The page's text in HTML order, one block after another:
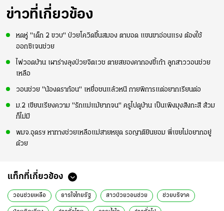
ข่าวที่เกี่ยวข้อง
หดหู่ "เด็ก 2 ขวบ" ป่วยโควิดขึ้นสมอง ตาบอด แขนขาอ่อนแรง ต้องใช้
ออกซิเจนช่วย
ไฟวอดบ้าน เผาร่างลุงป่วยจิตเวช ตายสยองคากองขี้เถ้า ลูกสาววอนช่วย
เหลือ
วอนช่วย "น้องดราก้อน" เหยื่อชนแล้วหนี กายพิการแต่อยากเรียนต่อ
ม.2 เขียนเรียงความ "รักแม่แม้ยากจน" ครูไปดูบ้าน เป็นเพิงมุงสังกะสี ส้วม
ก็ไม่มี
พมจ.อุดรฯ หาทางช่วยเหลือแม่สายหยุด รอญาติยินยอม พี่เขยไม่อยากอยู่
ด้วย
แท็กที่เกี่ยวข้อง
วอนช่วยเหลือ ธารใจไทยรัฐ สาวป่วยวอนช่วย ช่วยบริจาค